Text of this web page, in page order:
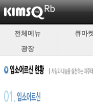
전체메뉴 큐마
광장